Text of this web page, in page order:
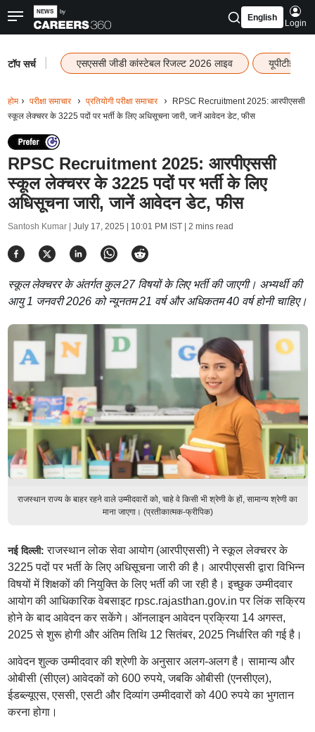
English
Login
टॉप सर्च एसएससी जीडी कांस्टेबल रिजल्ट 2026 लाइव यूपीटीईटी
होम परीक्षा समाचार प्रतियोगी परीक्षा समाचार
RPSC Recruitment 2025: आरपीएससी
स्कूल लेक्चरर के 3225 पदों पर भर्ती के लिए अधिसूचना जारी, जानें आवेदन डेट, फीस
RPSC Recruitment 2025: आरपीएससी
स्कूल लेक्चरर के 3225 पदों पर भर्ती के लिए
अधिसूचना जारी, जानें आवेदन डेट, फीस
Santosh Kumar | July 17, 2025 | 10:01 PM IST| 2 mins read
स्कूल लेक्चरर के अंतर्गत कुल 27 विषयों के लिए भर्ती की जाएगी। अभ्यर्थी की
आयु 1 जनवरी 2026 को न्यूनतम 21 वर्ष और अधिकतम 40 वर्ष होनी चाहिए।
राजस्थान राज्य के बाहर रहने वाले उम्मीदवारों को, चाहे वे किसी भी श्रेणी के हों, सामान्य श्रेणी का
माना जाएगा। (प्रतीकात्मक-फ्रीपिक)
नई दिल्ली: राजस्थान लोक सेवा आयोग (आरपीएससी) ने स्कूल लेक्चरर के
3225 पदों पर भर्ती के लिए अधिसूचना जारी की है। आरपीएससी द्वारा विभिन्न
विषयों में शिक्षकों की नियुक्ति के लिए भर्ती की जा रही है। इच्छुक उम्मीदवार
आयोग की आधिकारिक वेबसाइट rpsc.rajasthan.gov.in पर लिंक सक्रिय
होने के बाद आवेदन कर सकेंगे। ऑनलाइन आवेदन प्रक्रिया 14 अगस्त,
2025 से शुरू होगी और अंतिम तिथि 12 सितंबर, 2025 निर्धारित की गई है।
आवेदन शुल्क उम्मीदवार की श्रेणी के अनुसार अलग-अलग है। सामान्य और
ओबीसी (सीएल) आवेदकों को 600 रुपये, जबकि ओबीसी (एनसीएल),
ईडब्ल्यूएस, एससी, एसटी और दिव्यांग उम्मीदवारों को 400 रुपये का भुगतान
करना होगा।